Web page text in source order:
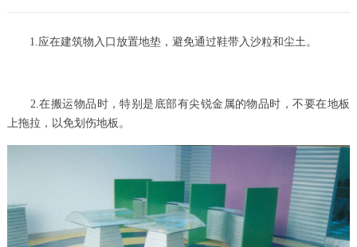
1.应在建筑物入口放置地垫，避免通过鞋带入沙粒和尘土。
2.在搬运物品时，特别是底部有尖锐金属的物品时，不要在地板
上拖拉，以免划伤地板。